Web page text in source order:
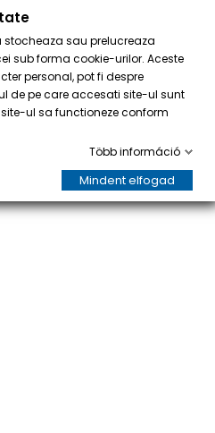
sau prelucreaza
sub forma cookie-urilor. Aceste
personal, pot fi despre
de pe care accesati site-ul sunt
ul sa functioneze conform
Több információ
Mindent elfogad